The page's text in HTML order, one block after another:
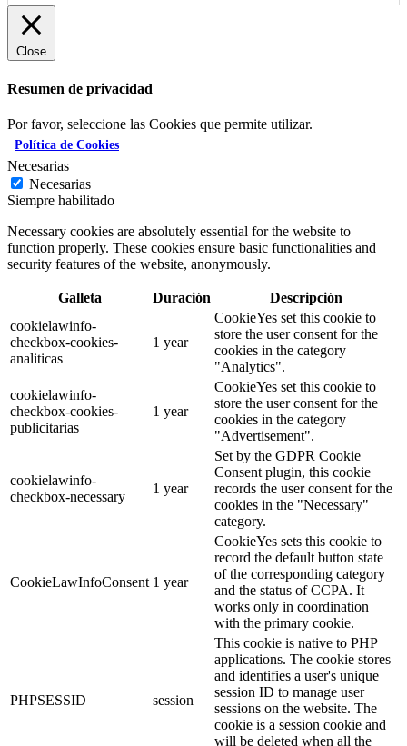
Close
Resumen de privacidad
Por favor, seleccione las Cookies que permite utilizar.
Política de Cookies
Necesarias
Necesarias
Siempre habilitado
Necessary cookies are absolutely essential for the website to
function properly. These cookies ensure basic functionalities and
security features of the website, anonymously.
Galleta Duración
Descripción
cookielawinfo-
checkbox-cookies-
analiticas
1 year
CookieYes set this cookie to
store the user consent for the
cookies in the category
"Analytics".
cookielawinfo-
checkbox-cookies-
publicitarias
1 year
CookieYes set this cookie to
store the user consent for the
cookies in the category
"Advertisement".
cookielawinfo-
checkbox-necessary
1 year
Set by the GDPR Cookie
Consent plugin, this cookie
records the user consent for the
cookies in the "Necessary"
category.
CookieLawInfoConsent 1 year
CookieYes sets this cookie to
record the default button state
of the corresponding category
and the status of CCPA. It
works only in coordination
with the primary cookie.
PHPSESSID session
This cookie is native to PHP
applications. The cookie stores
and identifies a user's unique
session ID to manage user
sessions on the website. The
cookie is a session cookie and
will be deleted when all the